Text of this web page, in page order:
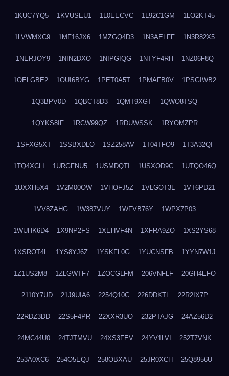
1KUC7YQ5 1KVUSEU1 1L0EECVC 1L92C1GM 1LO2KT45
1LVWMXC9 1MF16JX6 1MZGQ4D3 1N3AELFF 1N3R82X5
1NERJOY9 1NIN2DXO 1NIPGIQG 1NTYF4RH 1NZ06F8Q
1OELGBE2 1OUI6BYG 1PET0A5T 1PMAFB0V 1PSGIWB2
1Q3BPV0D 1QBCT8D3 1QMT9XGT 1QWO8TSQ
1QYKS8IF 1RCW99QZ 1RDUWSSK 1RYOMZPR
1SFXG5XT 1SSBXDLO 1SZ258AV 1T04TFO9 1T3A32QI
1TQ4XCLI 1URGFNU5 1USMDQTI 1USXOD9C 1UTQO46Q
1UXXH5X4 1V2M00OW 1VHOFJ5Z 1VLGOT3L 1VT6PD21
1VV8ZAHG 1W387VUY 1WFVB76Y 1WPX7P03
1WUHK6D4 1X9NP2FS 1XEHVF4N 1XFRA9ZO 1XS2YS68
1XSROT4L 1YS8YJ6Z 1YSKFL0G 1YUCNSFB 1YYN7W1J
1Z1US2M8 1ZLGWTF7 1ZOCGLFM 206VNFLF 20GH4EFO
2110Y7UD 21J9UIA6 2254Q10C 226DDKTL 22R2IX7P
22RDZ3DD 22S5F4PR 22XXR3UO 232PTAJG 24AZ56D2
24MC44U0 24TJTMVU 24XS3FEV 24YV1LVI 252T7VNK
253A0XC6 254O5EQJ 258OBXAU 25JR0XCH 25Q8956U